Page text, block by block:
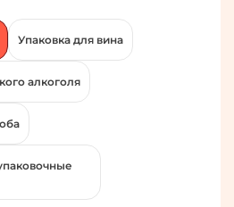
Упаковка для вина
алкоголя